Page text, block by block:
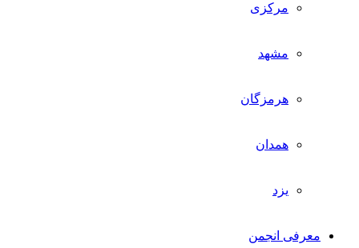
مرکزی
مشهد
هرمزگان
همدان
یزد
معرفی انجمن